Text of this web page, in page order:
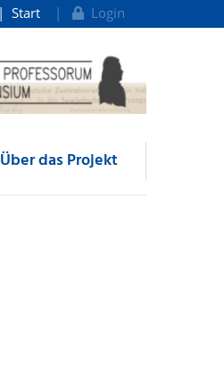
Start Login
Über das Projekt